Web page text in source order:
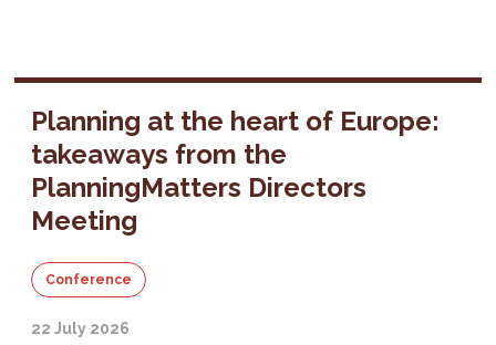
Planning at the heart of Europe:
takeaways from the
PlanningMatters Directors
Meeting
Conference
22 July 2026